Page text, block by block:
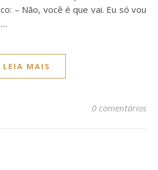
– Não, você é que vai. Eu só vou
LEIA MAIS
0 comentários